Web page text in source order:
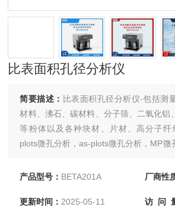
比表面积孔径分析仪
简要描述： 比表面积孔径分析仪-包括测
材料、沸石、碳材料、分子筛、二氧化铝
等粉体以及各种块材、片材、高分子
plots微孔分析，as-plots微孔分析，MP微
DFT密度函数理论，包括NLDFT等。
产品型号： BETA201A 厂商性
更新时间： 2025-05-11 访 问